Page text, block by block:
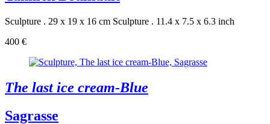
Sculpture . 29 x 19 x 16 cm Sculpture . 11.4 x 7.5 x 6.3 inch
400 €
The last ice cream-Blue
Sagrasse